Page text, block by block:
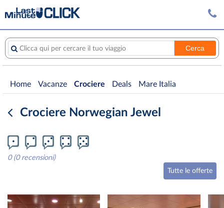
Clicca qui per cercare il tuo viaggio Cerca
Home Vacanze Crociere Deals Mare Italia
Crociere Norwegian Jewel
0 (0 recensioni)
Tutte le offerte